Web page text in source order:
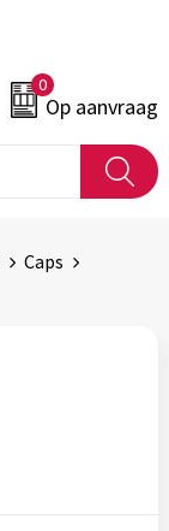
0
Op aanvraag
Caps